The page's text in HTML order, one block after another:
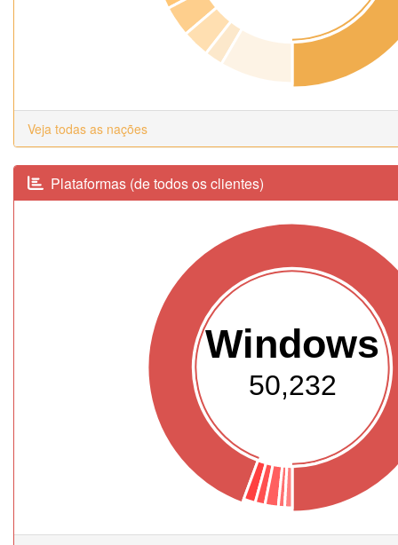
Veja todas as nações
Plataformas (de todos os clientes)
Windows
50,232